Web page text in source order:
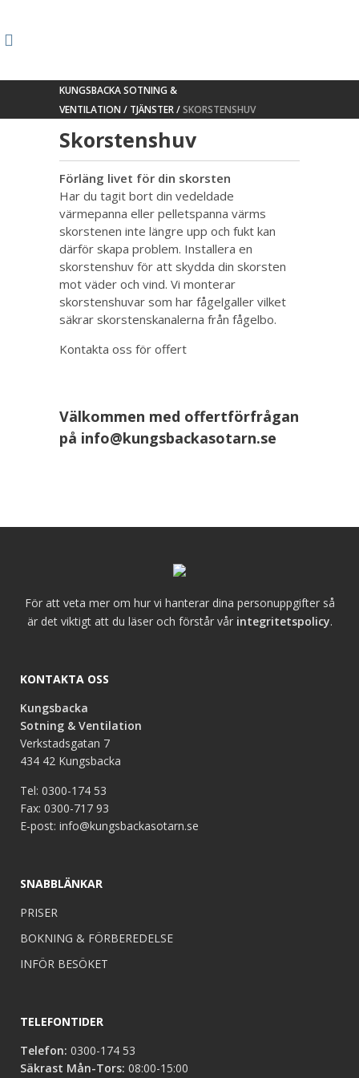
KUNGSBACKA SOTNING &
VENTILATION / TJÄNSTER/SKORSTENSHUV
Skorstenshuv
Förläng livet för din skorsten
Har du tagit bort din vedeldade
värmepanna eller pelletspanna värms
skorstenen inte längre upp och fukt kan
därför skapa problem. Installera en
skorstenshuv för att skydda din skorsten
mot väder och vind. Vi monterar
skorstenshuvar som har fågelgaller vilket
säkrar skorstenskanalerna från fågelbo.
Kontakta oss för offert
Välkommen med offertförfrågan
på info@kungsbackasotarn.se
För att veta mer om hur vi hanterar dina personuppgifter så
är det viktigt att du läser och förstår vår integritetspolicy.
KONTAKTA OSS
Kungsbacka
Sotning & Ventilation
Verkstadsgatan 7
434 42 Kungsbacka
Tel: 0300-174 53
Fax: 0300-717 93
E-post: info@kungsbackasotarn.se
SNABBLÄNKAR
PRISER
BOKNING & FÖRBEREDELSE
INFÖR BESÖKET
TELEFONTIDER
Telefon: 0300-174 53
Säkrast Mån-Tors: 08:00-15:00